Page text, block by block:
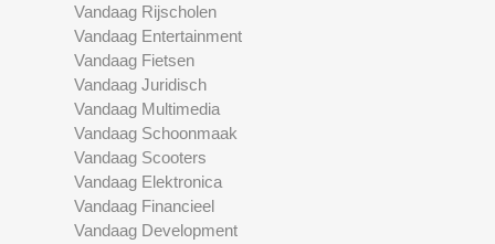
Vandaag Rijscholen
Vandaag Entertainment
Vandaag Fietsen
Vandaag Juridisch
Vandaag Multimedia
Vandaag Schoonmaak
Vandaag Scooters
Vandaag Elektronica
Vandaag Financieel
Vandaag Development